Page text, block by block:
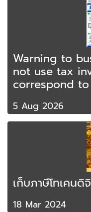
Warning to
not use tax
correspond
5 Aug 2026
เก็บภาษีโทเคนดิ
18 Mar 2024